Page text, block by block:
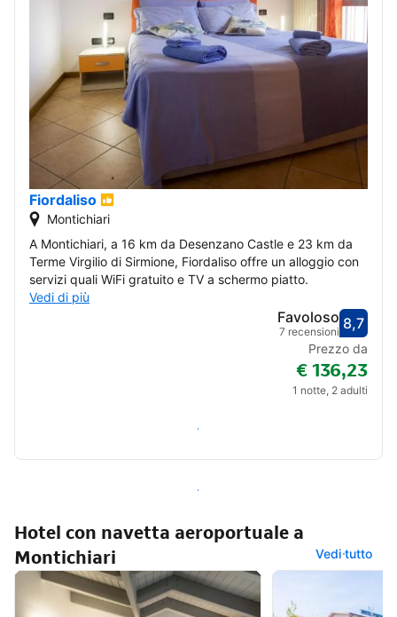
Fiordaliso
Montichiari
A Montichiari, a 16 km da Desenzano Castle e 23 km da
Terme Virgilio di Sirmione, Fiordaliso offre un alloggio con
servizi quali WiFi gratuito e TV a schermo piatto.
Vedi di più
8,7
Favoloso
7 recensioni
Prezzo da
€ 136,23
1 notte, 2 adulti
Verifica disponibilità
Vedi tutti i 20 hotel a Montichiari
Hotel con navetta aeroportuale a
Montichiari
Vedi tutto